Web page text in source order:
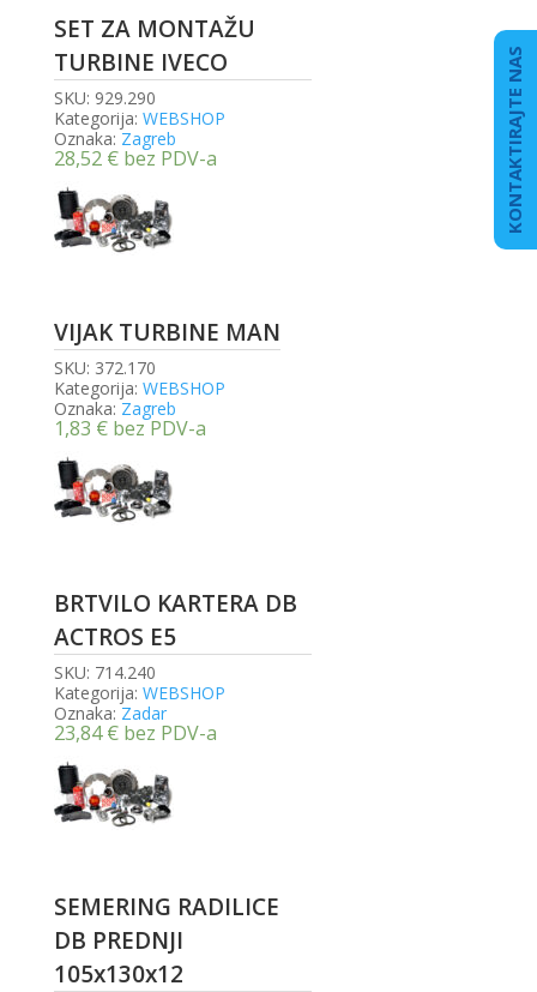
SET ZA MONTAŽU
TURBINE IVECO
SKU: 929.290
Kategorija: WEBSHOP
Oznaka: Zagreb
28,52 € bez PDV-a
VIJAK TURBINE MAN
SKU: 372.170
Kategorija: WEBSHOP
Oznaka: Zagreb
1,83 € bez PDV-a
BRTVILO KARTERA DB
ACTROS E5
SKU: 714.240
Kategorija: WEBSHOP
Oznaka: Zadar
23,84€ bez PDV-a
SEMERING RADILICE
DB PREDNJI
105x130x12
KONTAKTIRAJTE NAS